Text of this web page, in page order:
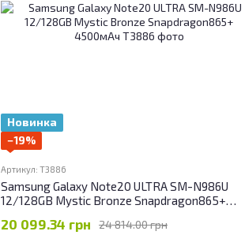
Новинка
−19%
Артикул: T3886
Samsung Galaxy Note20 ULTRA SM-N986U
12/128GB Mystic Bronze Snapdragon865+
24 814.00 грн
20 099.34 грн